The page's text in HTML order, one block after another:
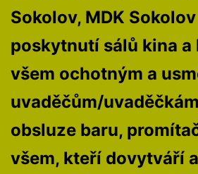
Sokolov, MDK
poskytnutí sálů kina a
všem ochotným a
uvaděčům/
obsluze baru,
všem, kteří dovytváří